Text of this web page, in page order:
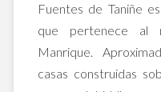
Fuentes de Taniñe
que pertenece al
Manrique.
casas construidas